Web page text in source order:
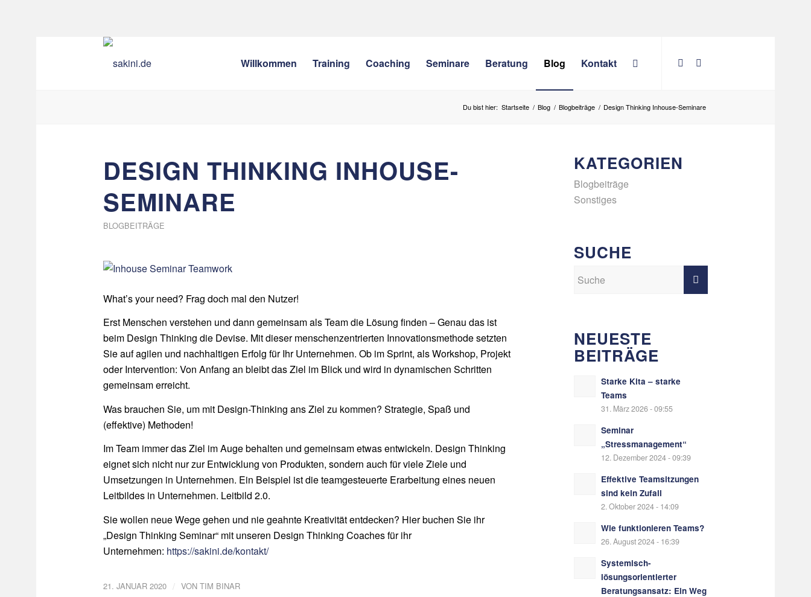
Willkommen Training Coaching Seminare Beratung Blog Kontakt
Du bist hier: Startseite / Blog / Blogbeiträge / Design Thinking Inhouse-Seminare
DESIGN THINKING INHOUSE-
SEMINARE
BLOGBEITRÄGE
What’s your need? Frag doch mal den Nutzer!
Erst Menschen verstehen und dann gemeinsam als Team die Lösung finden – Genau das ist
beim Design Thinking die Devise. Mit dieser menschenzentrierten Innovationsmethode setzten
Sie auf agilen und nachhaltigen Erfolg für Ihr Unternehmen. Ob im Sprint, als Workshop, Projekt
oder Intervention: Von Anfang an bleibt das Ziel im Blick und wird in dynamischen Schritten
gemeinsam erreicht.
Was brauchen Sie, um mit Design-Thinking ans Ziel zu kommen? Strategie, Spaß und
(effektive) Methoden!
Im Team immer das Ziel im Auge behalten und gemeinsam etwas entwickeln. Design Thinking
eignet sich nicht nur zur Entwicklung von Produkten, sondern auch für viele Ziele und
Umsetzungen in Unternehmen. Ein Beispiel ist die teamgesteuerte Erarbeitung eines neuen
Leitbildes in Unternehmen. Leitbild 2.0.
Sie wollen neue Wege gehen und nie geahnte Kreativität entdecken? Hier buchen Sie ihr
„Design Thinking Seminar“ mit unseren Design Thinking Coaches für ihr
Unternehmen: https://sakini.de/kontakt/
21. JANUAR 2020 / VONTIM BINAR
KATEGORIEN
Blogbeiträge
Sonstiges
SUCHE
NEUESTE
BEITRÄGE
Starke Kita – starke
Teams
31. März 2026 - 09:55
Seminar
„Stressmanagement“
12. Dezember 2024 - 09:39
Effektive Teamsitzungen
sind kein Zufall
2. Oktober 2024 - 14:09
Wie funktionieren Teams?
26. August 2024 - 16:39
Systemisch-
lösungsorientierter
Beratungsansatz: Ein Weg